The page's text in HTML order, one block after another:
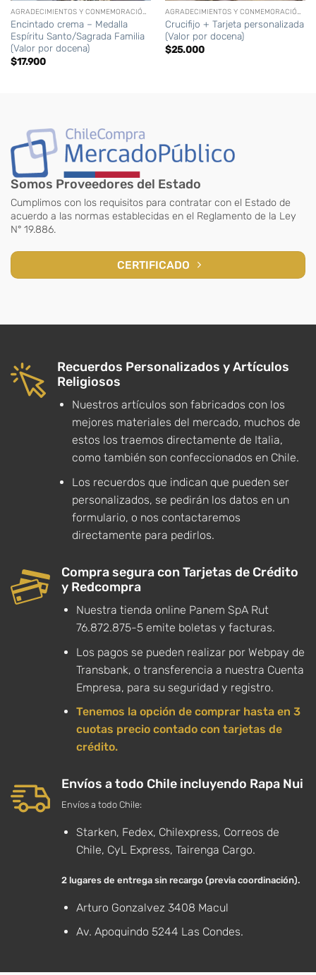
AGRADECIMIENTOS Y CONMEMORACIÓN (DIFUNTOS)
Encintado crema – Medalla
Espíritu Santo/Sagrada Familia
(Valor por docena)
$17.900
AGRADECIMIENTOS Y CONMEMORACIÓN (DIFUNTOS)
Crucifijo + Tarjeta personalizada
(Valor por docena)
$25.000
Somos Proveedores del Estado
Cumplimos con los requisitos para contratar con el Estado de
acuerdo a las normas establecidas en el Reglamento de la Ley
N° 19.886.
CERTIFICADO
Recuerdos Personalizados y Artículos
Religiosos
Nuestros artículos son fabricados con los
mejores materiales del mercado, muchos de
estos los traemos directamente de Italia,
como también son confeccionados en Chile.
Los recuerdos que indican que pueden ser
personalizados, se pedirán los datos en un
formulario, o nos contactaremos
directamente para pedirlos.
Compra segura con Tarjetas de Crédito
y Redcompra
Nuestra tienda online Panem SpA Rut
76.872.875-5 emite boletas y facturas.
Los pagos se pueden realizar por Webpay de
Transbank, o transferencia a nuestra Cuenta
Empresa, para su seguridad y registro.
Tenemos la opción de comprar hasta en 3
cuotas precio contado con tarjetas de
crédito.
Envíos a todo Chile incluyendo Rapa Nui
Envíos a todo Chile:
Starken, Fedex, Chilexpress, Correos de
Chile, CyL Express, Tairenga Cargo.
2 lugares de entrega sin recargo (previa coordinación).
Arturo Gonzalvez 3408 Macul
Av. Apoquindo 5244 Las Condes.